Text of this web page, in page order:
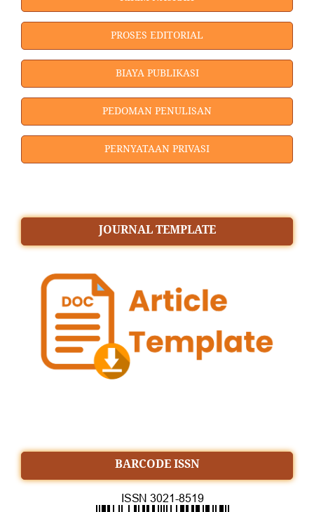
PROSES EDITORIAL
BIAYA PUBLIKASI
PEDOMAN PENULISAN
PERNYATAAN PRIVASI
JOURNAL TEMPLATE
BARCODE ISSN